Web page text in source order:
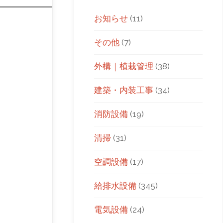
お知らせ (11)
その他 (7)
外構｜植栽管理 (38)
建築・内装工事 (34)
消防設備 (19)
清掃 (31)
空調設備 (17)
給排水設備 (345)
電気設備 (24)